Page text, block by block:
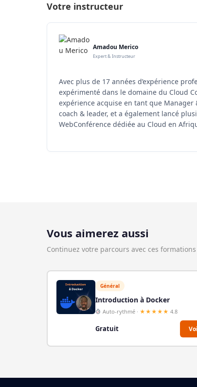
Votre instructeur
Amadou Merico
Expert & Instructeur
Avec plus de 17 années d’expérience
expérimenté dans le domaine du Cloud
expérience acquise en tant que Manager
coach & leader, et a également lancé
WebConférence dédiée au Cloud en
Vous aimerez aussi
Continuez votre parcours avec ces
Général
Introduction à Docker
Auto-rythmé · ★★★★★ 4.8
Gratuit